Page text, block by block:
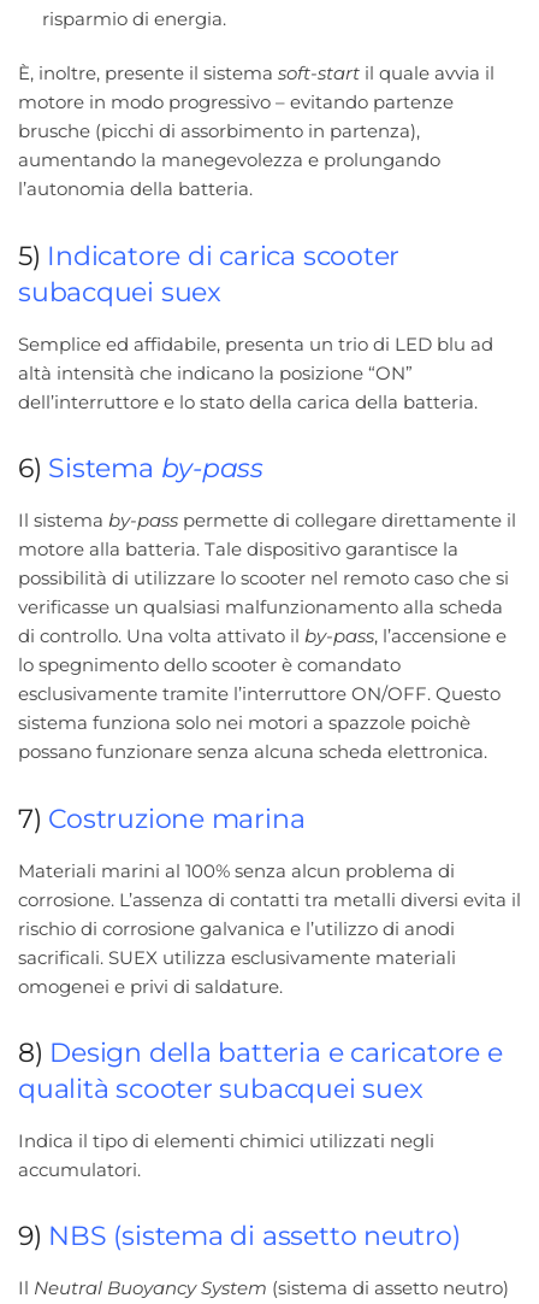
risparmio di energia.
È, inoltre, presente il sistema soft-start il quale avvia il
motore in modo progressivo – evitando partenze
brusche (picchi di assorbimento in partenza),
aumentando la manegevolezza e prolungando
l’autonomia della batteria.
5) Indicatore di carica scooter
subacquei suex
Semplice ed affidabile, presenta un trio di LED blu ad
altà intensità che indicano la posizione “ON”
dell’interruttore e lo stato della carica della batteria.
6) Sistema by-pass
Il sistema by-pass permette di collegare direttamente il
motore alla batteria. Tale dispositivo garantisce la
possibilità di utilizzare lo scooter nel remoto caso che si
verificasse un qualsiasi malfunzionamento alla scheda
di controllo. Una volta attivato il by-pass, l’accensione e
lo spegnimento dello scooter è comandato
esclusivamente tramite l’interruttore ON/OFF. Questo
sistema funziona solo nei motori a spazzole poichè
possano funzionare senza alcuna scheda elettronica.
7) Costruzione marina
Materiali marini al 100% senza alcun problema di
corrosione. L’assenza di contatti tra metalli diversi evita il
rischio di corrosione galvanica e l’utilizzo di anodi
sacrificali. SUEX utilizza esclusivamente materiali
omogenei e privi di saldature.
8) Design della batteria e caricatore e
qualità scooter subacquei suex
Indica il tipo di elementi chimici utilizzati negli
accumulatori.
9) NBS (sistema di assetto neutro)
Il Neutral Buoyancy System (sistema di assetto neutro)